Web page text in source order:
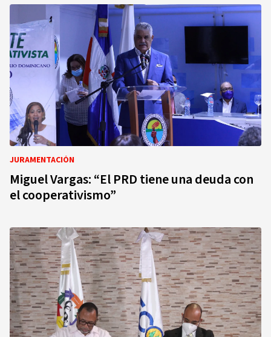
JURAMENTACIÓN
Miguel Vargas: “El PRD tiene una deuda con
el cooperativismo”